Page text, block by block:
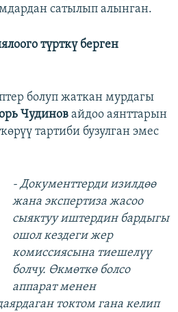
сатылып алынган.
түрткү берген
болуп жаткан мурдагы
Чудинов айдоо аянттарын
тартиби бузулган эмес
- Документтерди изилдөө
жана экспертиза жасоо
сыяктуу иштердин бардыгы
ошол кездеги жер
комиссиясына тиешелүү
болчу. Өкмөткө болсо
аппарат менен
токтом гана келип